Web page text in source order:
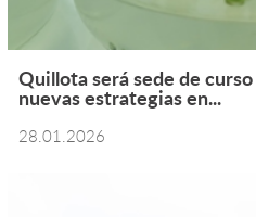
Quillota será sede de
nuevas estrategias en...
28.01.2026